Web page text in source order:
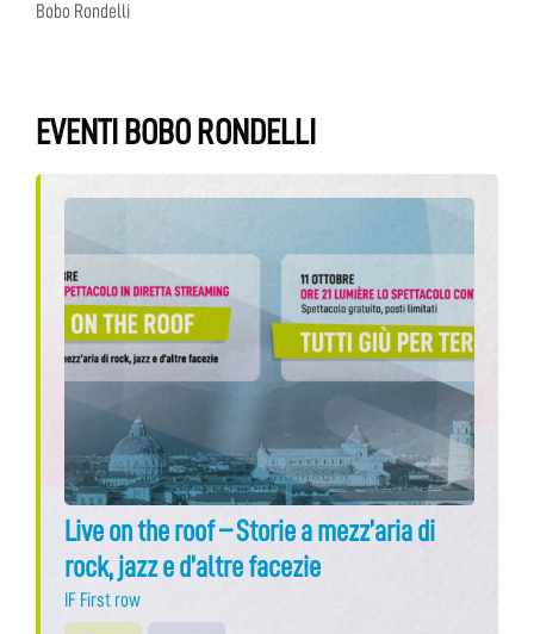
Bobo Rondelli
EVENTI BOBO RONDELLI
Live on the roof – Storie a mezz’aria di
rock, jazz e d’altre facezie
IF First row